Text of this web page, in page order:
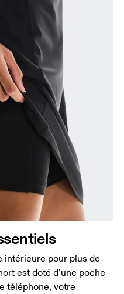
intérieure pour plus de
est doté d’une poche
téléphone, votre